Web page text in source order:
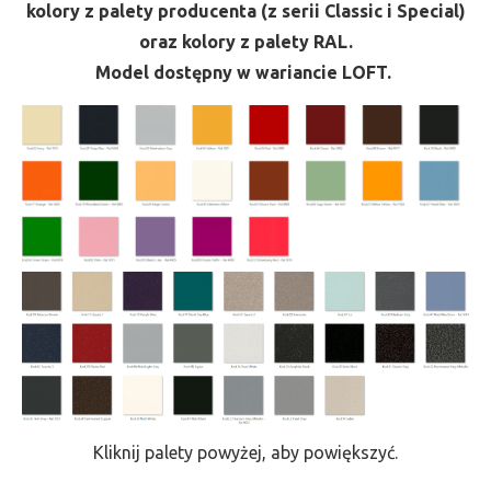
kolory z palety producenta (z serii Classic i Special)
oraz kolory z palety RAL.
Model dostępny w wariancie LOFT.
Kliknij palety powyżej, aby powiększyć.